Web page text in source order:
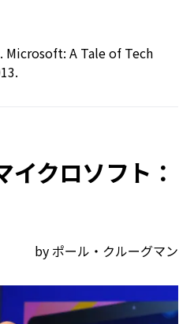
Microsoft: A Tale of Tech
イクロソフト：
by ポール・クルーグマン